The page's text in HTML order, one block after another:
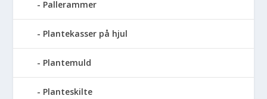
Pallerammer
Plantekasser på hjul
Plantemuld
Planteskilte